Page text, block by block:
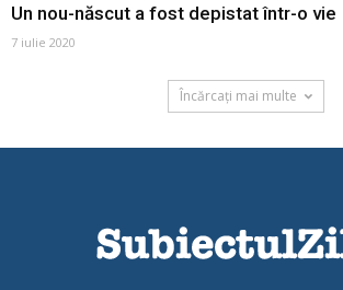
Un nou-născut a fost depistat într-o vie
7 iulie 2020
Încărcați mai multe